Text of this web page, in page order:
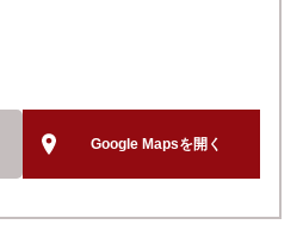
Google Mapsを開く